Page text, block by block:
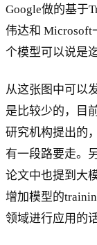
Google做的基于
伟达和 Microsoft
个模型可以说是
从这张图中可以
是比较少的，目
研究机构提出的
有一段路要走。
论文中也提到大
增加模型的
领域进行应用的